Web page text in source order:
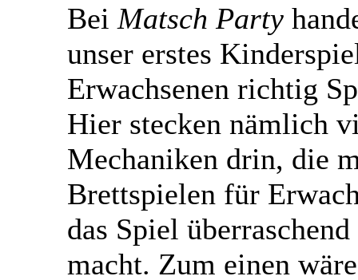
Bei Matsch Party
unser erstes
Erwachsenen richtig
Hier stecken nämlich
Mechaniken drin, die
Brettspielen für
das Spiel
macht. Zum einen